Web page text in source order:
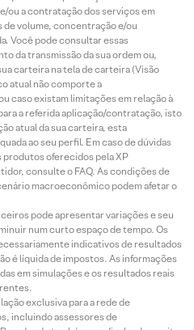
ou a contratação dos serviços em
de volume, concentração e/ou
Você pode consultar essas
da transmissão da sua ordem ou,
carteira na tela de carteira (Visão
atual não comporte a
caso existam limitações em relação à
a referida aplicação/contratação, isto
atual da sua carteira, esta
ao seu perfil. Em caso de dúvidas
produtos oferecidos pela XP
consulte o FAQ. As condições de
macroeconômico podem afetar o
pode apresentar variações e seu
num curto espaço de tempo. Os
indicativos de resultados
é líquida de impostos. As informações
em simulações e os resultados reais
exclusiva para a rede de
incluindo assessores de